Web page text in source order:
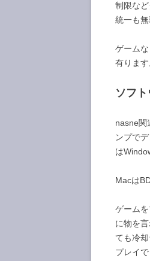
制限な
統一も
ゲーム
有ります
ソフ
nasne関
ンプで
は
Macは
ゲーム
に物を
ても冷
プレイで